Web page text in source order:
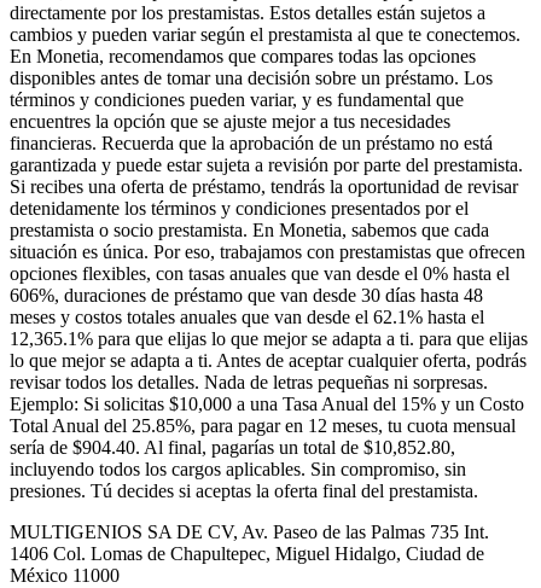
directamente por los prestamistas. Estos detalles están sujetos a
cambios y pueden variar según el prestamista al que te conectemos.
En Monetia, recomendamos que compares todas las opciones
disponibles antes de tomar una decisión sobre un préstamo. Los
términos y condiciones pueden variar, y es fundamental que
encuentres la opción que se ajuste mejor a tus necesidades
financieras. Recuerda que la aprobación de un préstamo no está
garantizada y puede estar sujeta a revisión por parte del prestamista.
Si recibes una oferta de préstamo, tendrás la oportunidad de revisar
detenidamente los términos y condiciones presentados por el
prestamista o socio prestamista. En Monetia, sabemos que cada
situación es única. Por eso, trabajamos con prestamistas que ofrecen
opciones flexibles, con tasas anuales que van desde el 0% hasta el
606%, duraciones de préstamo que van desde 30 días hasta 48
meses y costos totales anuales que van desde el 62.1% hasta el
12,365.1% para que elijas lo que mejor se adapta a ti. para que elijas
lo que mejor se adapta a ti. Antes de aceptar cualquier oferta, podrás
revisar todos los detalles. Nada de letras pequeñas ni sorpresas.
Ejemplo: Si solicitas $10,000 a una Tasa Anual del 15% y un Costo
Total Anual del 25.85%, para pagar en 12 meses, tu cuota mensual
sería de $904.40. Al final, pagarías un total de $10,852.80,
incluyendo todos los cargos aplicables. Sin compromiso, sin
presiones. Tú decides si aceptas la oferta final del prestamista.
MULTIGENIOS SA DE CV, Av. Paseo de las Palmas 735 Int.
1406 Col. Lomas de Chapultepec, Miguel Hidalgo, Ciudad de
México 11000